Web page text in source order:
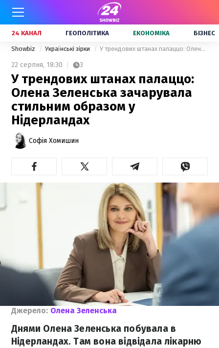
24 КАНАЛ ГЕОПОЛІТИКА ЕКОНОМІКА БІЗНЕС
Showbiz Українські зірки У трендових штанах палаццо: Олена Зеленська зачарувала стильним образом у Нідерландах
22 серпня, 18:30 3
У трендових штанах палаццо:
Олена Зеленська зачарувала
стильним образом у
Нідерландах
Софія Хомишин
Джерело: Олена Зеленська
Днями Олена Зеленська побувала в
Нідерландах. Там вона відвідала лікарню